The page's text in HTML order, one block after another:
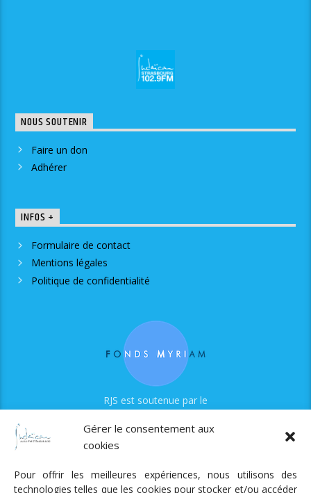
Gérer le consentement aux
cookies
Pour offrir les meilleures expériences, nous utilisons des
technologies telles que les cookies pour stocker et/ou accéder
NOUS SOUTENIR
Faire un don
Adhérer
INFOS +
Formulaire de contact
Mentions légales
Politique de confidentialité
RJS est soutenue par le